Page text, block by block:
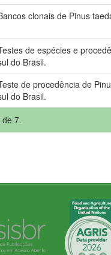
clonais de Pinus
de espécies e
do Brasil.
de procedência de
do Brasil.
7.